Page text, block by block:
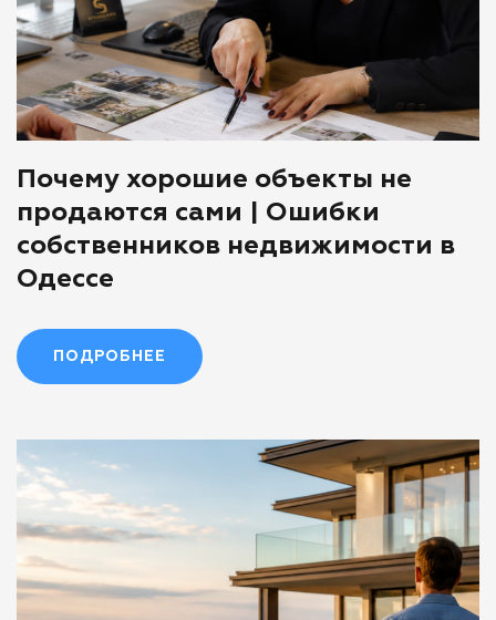
Почему хорошие объекты не
продаются сами | Ошибки
собственников недвижимости в
Одессе
ПОДРОБНЕЕ